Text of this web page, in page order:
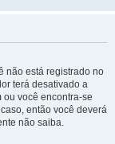
não está registrado no
terá desativado a
você encontra-se
então você deverá
não saiba.